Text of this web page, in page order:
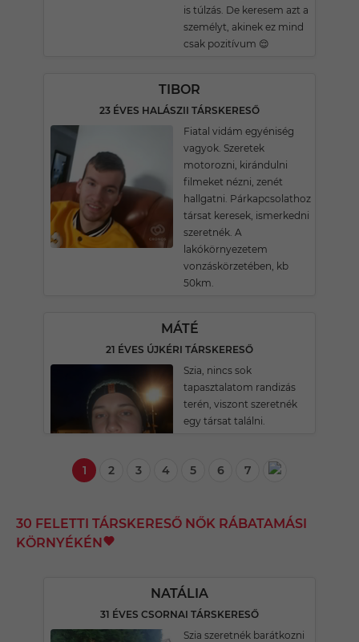
is túlzás. De keresem azt a
személyt, akinek ez mind
csak pozitívum 😌
TIBOR
23 ÉVES HALÁSZII TÁRSKERESŐ
Fiatal vidám egyéniség
vagyok. Szeretek
motorozni, kirándulni
filmeket nézni, zenét
hallgatni. Párkapcsolathoz
társat keresek, ismerkedni
szeretnék. A
lakókörnyezetem
vonzáskörzetében, kb
50km.
MÁTÉ
21 ÉVES ÚJKÉRI TÁRSKERESŐ
Szia, nincs sok
tapasztalatom randizás
terén, viszont szeretnék
egy társat találni.
1 2 3 4 5 6 7
30 FELETTI TÁRSKERESŐ NŐK RÁBATAMÁSI
KÖRNYÉKÉN
NATÁLIA
31 ÉVES CSORNAI TÁRSKERESŐ
Szia szeretnék barátkozni